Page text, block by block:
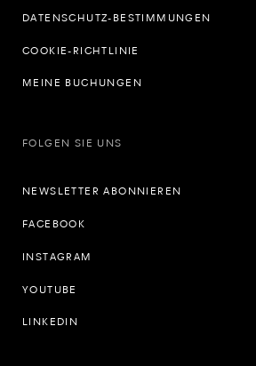
DATENSCHUTZ-BESTIMMUNGEN
COOKIE-RICHTLINIE
MEINE BUCHUNGEN
FOLGEN SIE UNS
NEWSLETTER ABONNIEREN
FACEBOOK
INSTAGRAM
YOUTUBE
LINKEDIN